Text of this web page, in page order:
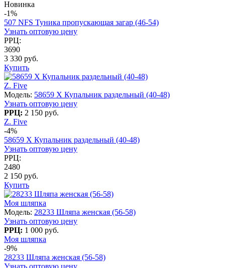
Новинка
-1%
507 NFS Туника пропускающая загар (46-54)
Узнать оптовую цену
РРЦ:
3690
3 330 руб.
Купить
Z. Five
Модель: 58659 X Купальник раздельный (40-48)
Узнать оптовую цену
РРЦ: 2 150 руб.
Z. Five
-4%
58659 X Купальник раздельный (40-48)
Узнать оптовую цену
РРЦ:
2480
2 150 руб.
Купить
Моя шляпка
Модель: 28233 Шляпа женская (56-58)
Узнать оптовую цену
РРЦ: 1 000 руб.
Моя шляпка
-9%
28233 Шляпа женская (56-58)
Узнать оптовую цену